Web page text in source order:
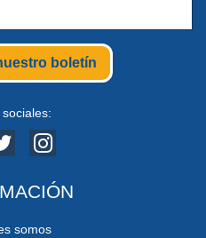
boletín
somos